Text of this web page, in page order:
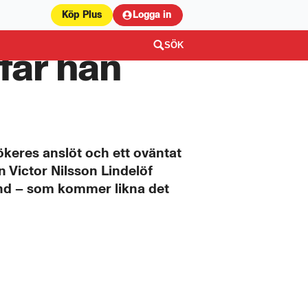
Köp Plus Logga in
SÖK
han
anslöt och ett oväntat
Victor Nilsson Lindelöf
– som kommer likna det